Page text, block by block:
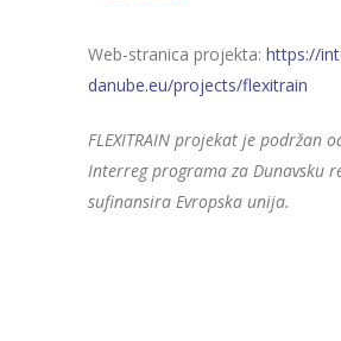
Web-stranica projekta: https://
danube.eu/projects/flexitrain
FLEXITRAIN projekat je podržan
Interreg programa za Dunavsku
sufinansira Evropska unija.